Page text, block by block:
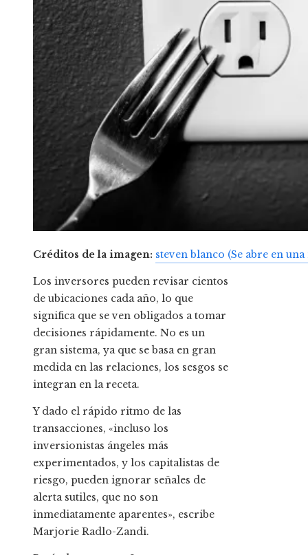
Créditos de la imagen: steven blanco (Se abre en
Los inversores pueden revisar cientos
de ubicaciones cada año, lo que
significa que se ven obligados a tomar
decisiones rápidamente. No es un
gran sistema, ya que se basa en gran
medida en las relaciones, los sesgos se
integran en la receta.
Y dado el rápido ritmo de las
transacciones, «incluso los
inversionistas ángeles más
experimentados, y los capitalistas de
riesgo, pueden ignorar señales de
alerta sutiles, que no son
inmediatamente aparentes», escribe
Marjorie Radlo-Zandi.